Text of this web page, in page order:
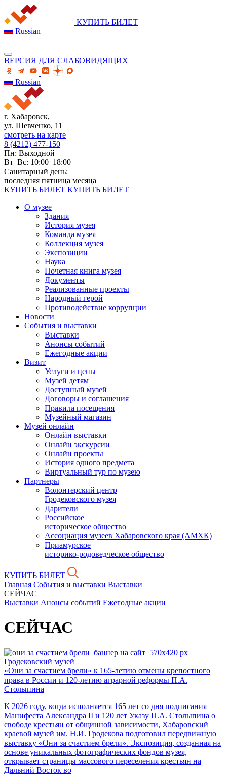
КУПИТЬ БИЛЕТ
Russian
ВЕРСИЯ ДЛЯ СЛАБОВИДЯЩИХ
Russian
г. Хабаровск,
ул. Шевченко, 11
смотреть на карте
8 (4212) 477-150
Пн: Выходной
Вт–Вс: 10:00–18:00
Санитарный день:
последняя пятница месяца
КУПИТЬ БИЛЕТ КУПИТЬ БИЛЕТ
О музее
Здания
История музея
Команда музея
Коллекция музея
Экспозиции
Наука
Почетная книга музея
Документы
Реализованные проекты
Народный герой
Противодействие коррупции
Новости
События и выставки
Выставки
Анонсы событий
Ежегодные акции
Визит
Услуги и цены
Музей детям
Доступный музей
Договоры и соглашения
Правила посещения
Музейный магазин
Музей онлайн
Онлайн выставки
Онлайн экскурсии
Онлайн проекты
История одного предмета
Виртуальный тур по музею
Партнеры
Волонтерский центр
Гродековского музея
Дарители
Российское
историческое общество
Ассоциация музеев Хабаровского края (АМХК)
Приамурское
историко-родоведческое общество
КУПИТЬ БИЛЕТ
Главная События и выставки Выставки
СЕЙЧАС
Выставки Анонсы событий Ежегодные акции
СЕЙЧАС
Гродековский музей
«Они за счастием брели» к 165-летию отмены крепостного
права в России и 120-летию аграрной реформы П.А.
Столыпина
К 2026 году, когда исполняется 165 лет со дня подписания
Манифеста Александра II и 120 лет Указу П.А. Столыпина о
свободе крестьян от общинной зависимости, Хабаровский
краевой музей им. Н.И. Гродекова подготовил передвижную
выставку «Они за счастием брели». Экспозиция, созданная на
основе уникальных фотографических фондов музея,
открывает страницы массового переселения крестьян на
Дальний Восток во